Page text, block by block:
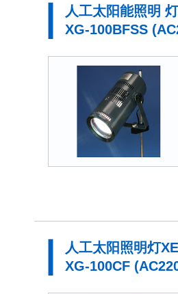
人工太阳能照明
XG-100BFSS
人工太阳照明灯
XG-100CF